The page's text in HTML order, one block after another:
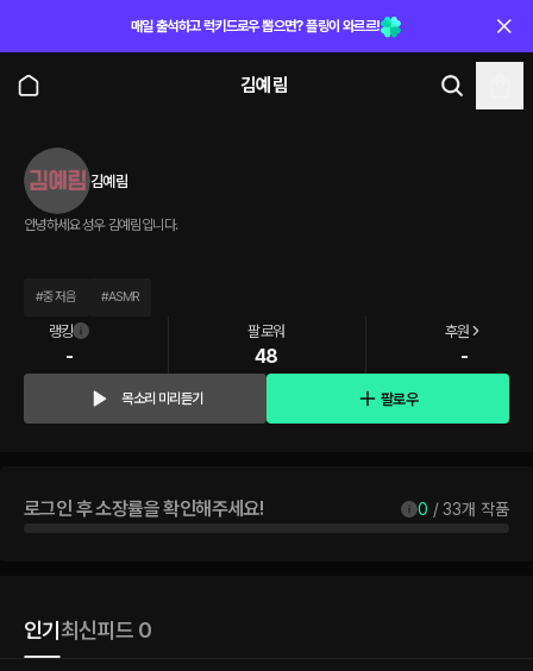
매일 출석하고 럭키드로우 뽑으면? 플링이 와르르!
김예림
김예림
안녕하세요 성우 김예림입니다.
#중저음 #ASMR
랭킹
-
팔로워
48
후원
-
목소리 미리듣기 팔로우
로그인 후 소장률을 확인해주세요! 0 / 33개 작품
인기 최신피드 0